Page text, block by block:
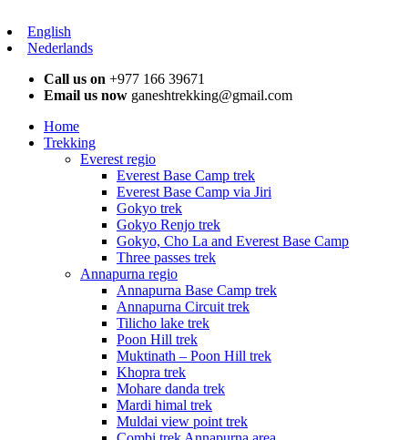
English
Nederlands
Call us on +977 166 39671
Email us now ganeshtrekking@gmail.com
Home
Trekking
Everest regio
Everest Base Camp trek
Everest Base Camp via Jiri
Gokyo trek
Gokyo Renjo trek
Gokyo, Cho La and Everest Base Camp
Three passes trek
Annapurna regio
Annapurna Base Camp trek
Annapurna Circuit trek
Tilicho lake trek
Poon Hill trek
Muktinath – Poon Hill trek
Khopra trek
Mohare danda trek
Mardi himal trek
Muldai view point trek